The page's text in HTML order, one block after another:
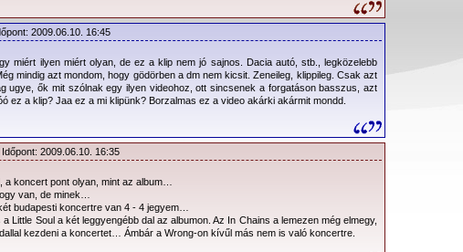
2009.06.10. 16:45
miért ilyen miért olyan, de ez a klip nem jó sajnos. Dacia autó, stb., legközelebb
mindig azt mondom, hogy gödörben a dm nem kicsit. Zeneileg, klippileg. Csak azt
ugye, ők mit szólnak egy ilyen videohoz, ott sincsenek a forgatáson basszus, azt
ez a klip? Jaa ez a mi klipünk? Borzalmas ez a video akárki akármit mondd.
Időpont: 2009.06.10. 16:35
a koncert pont olyan, mint az album…
van, de minek…
budapesti koncertre van 4 - 4 jegyem…
a Little Soul a két leggyengébb dal az albumon. Az In Chains a lemezen még elmegy,
kezdeni a koncertet… Ámbár a Wrong-on kívűl más nem is való koncertre.